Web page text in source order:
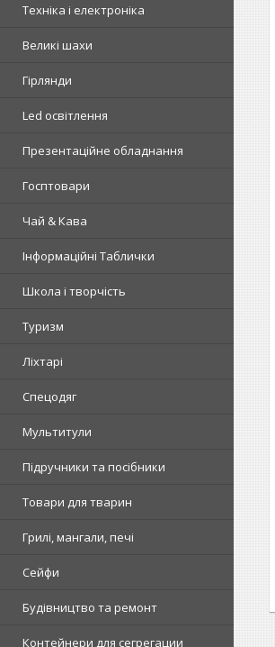
Техніка і електроніка
Великі шахи
Гірлянди
Led освітлення
Презентаційне обладнання
Госптовари
Чай & Кава
Інформаційні Таблички
Школа і творчість
Туризм
Ліхтарі
Спецодяг
Мультитули
Підручники та посібники
Товари для тварин
Грилі, мангали, печі
Сейфи
Будівництво та ремонт
Контейнери для сегрегации